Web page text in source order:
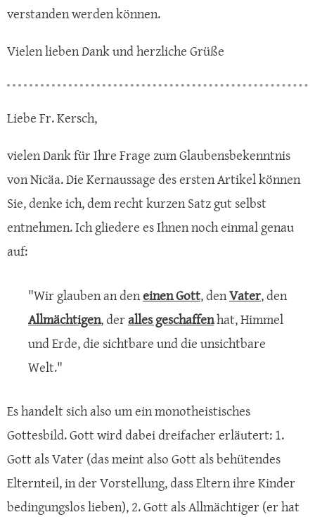
verstanden werden können.
Vielen lieben Dank und herzliche Grüße
Liebe Fr. Kersch,
vielen Dank für Ihre Frage zum Glaubensbekenntnis
von Nicäa. Die Kernaussage des ersten Artikel können
Sie, denke ich, dem recht kurzen Satz gut selbst
entnehmen. Ich gliedere es Ihnen noch einmal genau
auf:
"Wir glauben an deneinen Gott, denVater, den
Allmächtigen, deralles geschaffenhat, Himmel
und Erde, die sichtbare und die unsichtbare
Welt."
Es handelt sich also um ein monotheistisches
Gottesbild. Gott wird dabei dreifacher erläutert: 1.
Gott als Vater (das meint also Gott als behütendes
Elternteil, in der Vorstellung, dass Eltern ihre Kinder
bedingungslos lieben), 2. Gott als Allmächtiger (er hat